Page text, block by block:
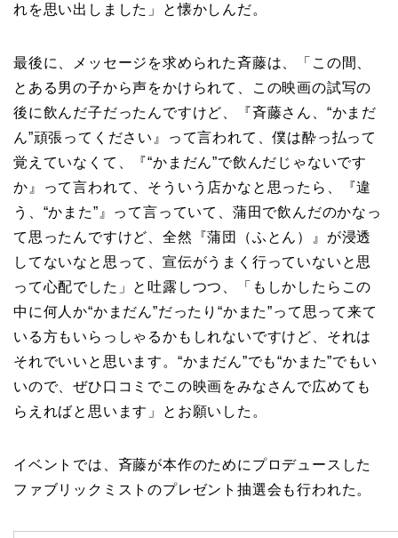
れを思い出しました」と懐かしんだ。
最後に、メッセージを求められた斉藤は、「この間、
とある男の子から声をかけられて、この映画の試写の
後に飲んだ子だったんですけど、『斉藤さん、“かまだ
ん”頑張ってください』って言われて、僕は酔っ払って
覚えていなくて、『“かまだん”で飲んだじゃないです
か』って言われて、そういう店かなと思ったら、『違
う、“かまた”』って言っていて、蒲田で飲んだのかなっ
て思ったんですけど、全然『蒲団（ふとん）』が浸透
してないなと思って、宣伝がうまく行っていないと思
って心配でした」と吐露しつつ、「もしかしたらこの
中に何人か“かまだん”だったり“かまた”って思って来て
いる方もいらっしゃるかもしれないですけど、それは
それでいいと思います。“かまだん”でも“かまた”でもい
いので、ぜひ口コミでこの映画をみなさんで広めても
らえればと思います」とお願いした。
イベントでは、斉藤が本作のためにプロデュースした
ファブリックミストのプレゼント抽選会も行われた。